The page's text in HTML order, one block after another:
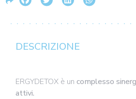
DESCRIZIONE
ERGYDETOX è un complesso
attivi.